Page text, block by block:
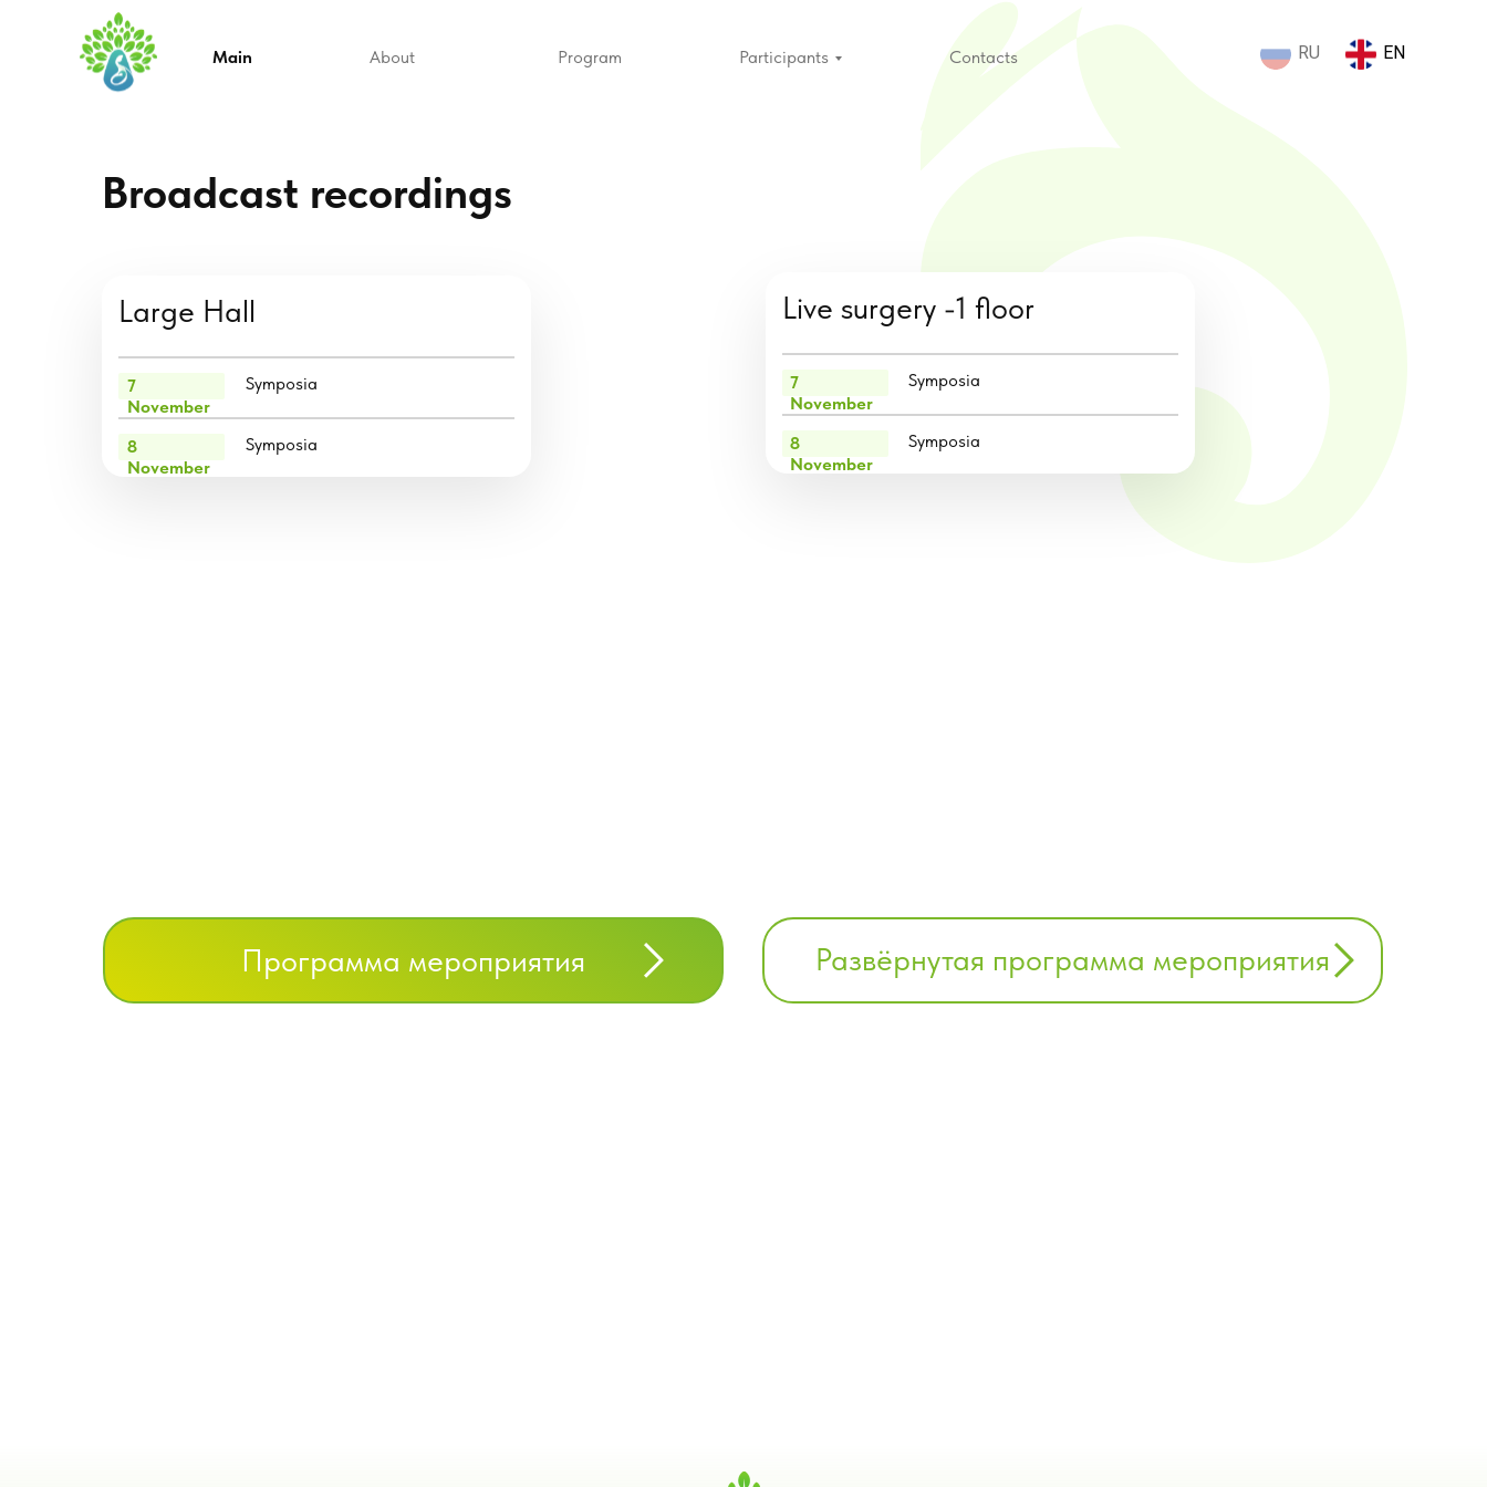
Main About Program Participants Contacts RU EN
Broadcast recordings
Large Hall
7
November
Symposia
8
November
Symposia
Live surgery -1 floor
7
November
Symposia
8
November
Symposia
Программа мероприятия Развёрнутая программа мероприятия